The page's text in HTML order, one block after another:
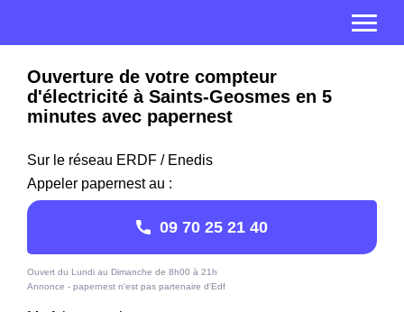
Ouverture de votre compteur
d'électricité à Saints-Geosmes en 5
minutes avec papernest
Sur le réseau ERDF / Enedis
Appeler papernest au :
09 70 25 21 40
Ouvert du Lundi au Dimanche de 8h00 à 21h
Annonce - papernest n'est pas partenaire d'Edf